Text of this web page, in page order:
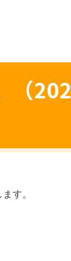
（
す。